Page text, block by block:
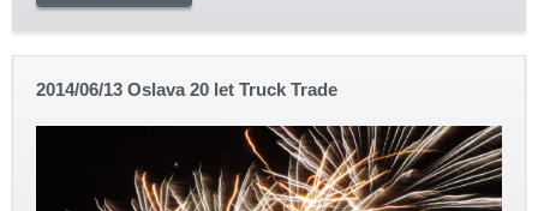
2014/06/13 Oslava 20 let Truck Trade